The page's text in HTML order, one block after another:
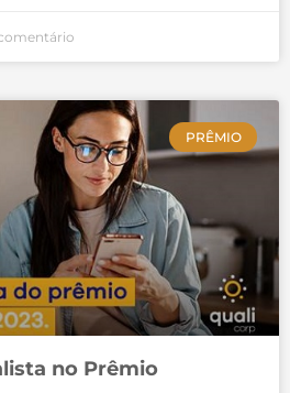
PRÊMIO
no Prêmio